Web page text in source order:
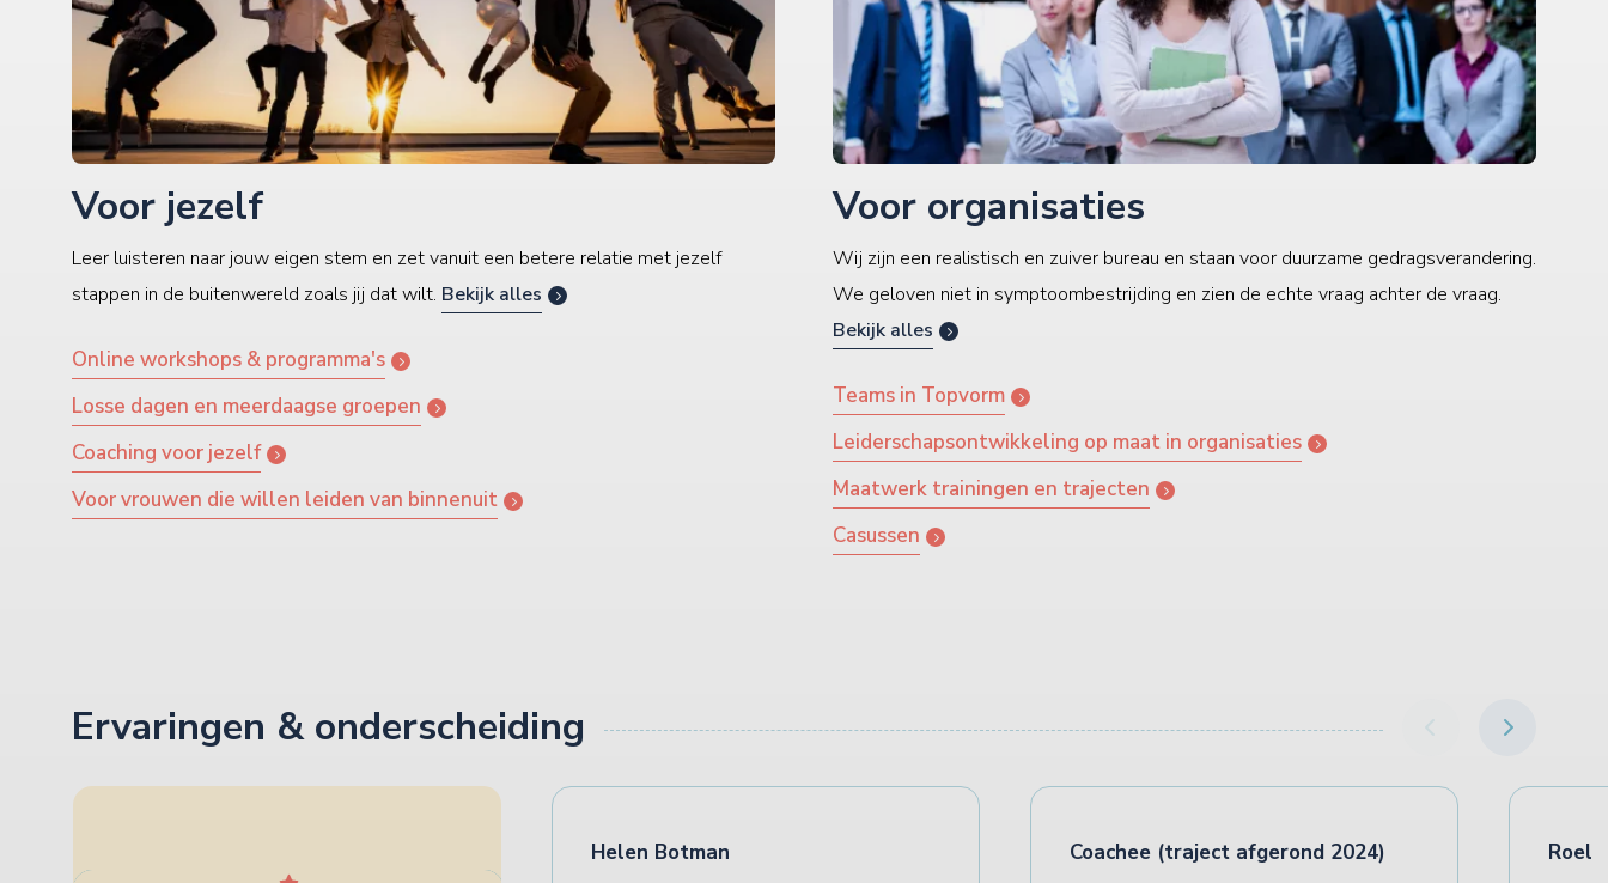
Voor jezelf
Leer luisteren naar jouw eigen stem en zet vanuit een betere relatie met jezelf
stappen in de buitenwereld zoals jij dat wilt. Bekijk alles
Online workshops & programma's
Losse dagen en meerdaagse groepen
Coaching voor jezelf
Voor vrouwen die willen leiden van binnenuit
Voor organisaties
Wij zijn een realistisch en zuiver bureau en staan voor duurzame gedragsverandering.
We geloven niet in symptoombestrijding en zien de echte vraag achter de vraag.
Bekijk alles
Teams in Topvorm
Leiderschapsontwikkeling op maat in organisaties
Maatwerk trainingen en trajecten
Casussen
Ervaringen & onderscheiding
Helen Botman
Coachee (traject afgerond 2024)
Roel